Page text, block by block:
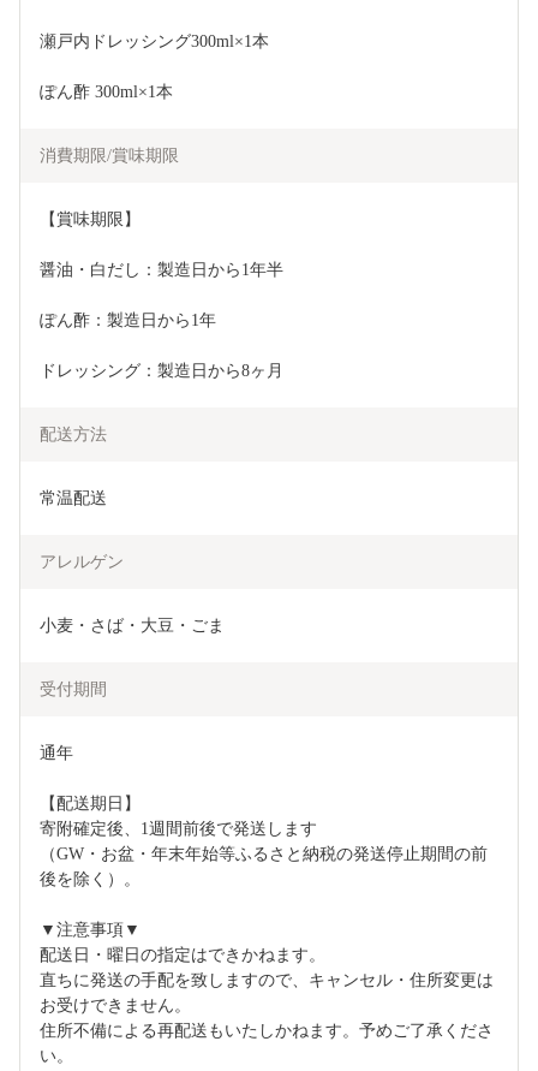
瀬戸内ドレッシング300ml×1本
ぽん酢 300ml×1本
消費期限/賞味期限
【賞味期限】
醤油・白だし：製造日から1年半
ぽん酢：製造日から1年
ドレッシング：製造日から8ヶ月
配送方法
常温配送
アレルゲン
小麦・さば・大豆・ごま
受付期間
通年
【配送期日】
寄附確定後、1週間前後で発送します
（GW・お盆・年末年始等ふるさと納税の発送停止期間の前
後を除く）。
▼注意事項▼
配送日・曜日の指定はできかねます。
直ちに発送の手配を致しますので、キャンセル・住所変更は
お受けできません。
住所不備による再配送もいたしかねます。予めご了承くださ
い。